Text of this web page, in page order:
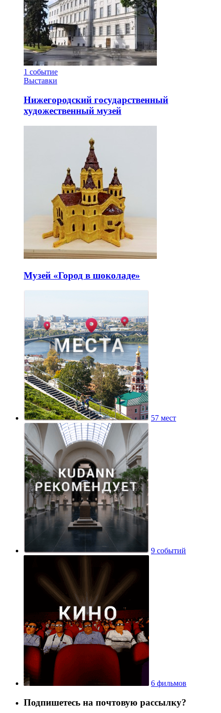
1 событие
Выставки
Нижегородский государственный
художественный музей
Музей «Город в шоколаде»
57 мест
9 событий
6 фильмов
Подпишетесь на почтовую рассылку?